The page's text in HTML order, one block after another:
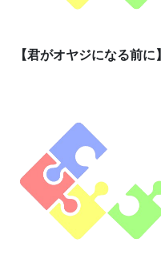
【君がオヤジになる前に】